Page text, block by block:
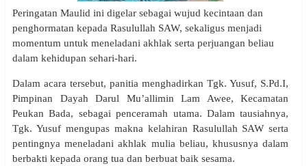
Peringatan Maulid ini digelar sebagai wujud kecintaan dan
penghormatan kepada Rasulullah SAW, sekaligus menjadi
momentum untuk meneladani akhlak serta perjuangan beliau
dalam kehidupan sehari-hari.
Dalam acara tersebut, panitia menghadirkan Tgk. Yusuf, S.Pd.I,
Pimpinan Dayah Darul Mu’allimin Lam Awee, Kecamatan
Peukan Bada, sebagai penceramah utama. Dalam tausiahnya,
Tgk. Yusuf mengupas makna kelahiran Rasulullah SAW serta
pentingnya meneladani akhlak mulia beliau, khususnya dalam
berbakti kepada orang tua dan berbuat baik sesama.